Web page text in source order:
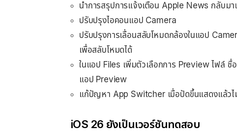
นำการสรุปการแจ้งเตือน Apple News กลับมา
ปรับปรุงไอคอนแอป Camera
ปรับปรุงการเลื่อนสลับโหมดกล้องในแอป
เพื่อสลับโหมดได้
ในแอป Files เพิ่มตัวเลือกการ Preview ไฟล์
แอป Preview
แก้ปัญหา App Switcher เมื่อปัดขึ้นแสดงแล้ว
iOS 26 ยังเป็นเวอร์ชันทดสอบ